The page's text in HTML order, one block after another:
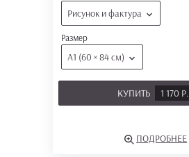
Рисунок и фактура
Размер
А1 (60 × 84 см)
КУПИТЬ 1 170 Р.
ПОДРОБНЕЕ